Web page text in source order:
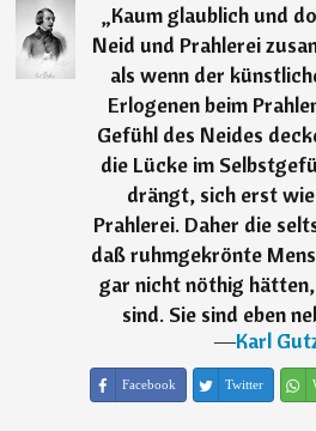
„Kaum glaublich und
Neid und Prahlerei
als wenn der
Erlogenen beim
Gefühl des Neides
die Lücke im
drängt, sich erst
Prahlerei. Daher die
daß ruhmgekrönte
gar nicht nöthig
sind. Sie sind eben
―Karl
Facebook Twitter